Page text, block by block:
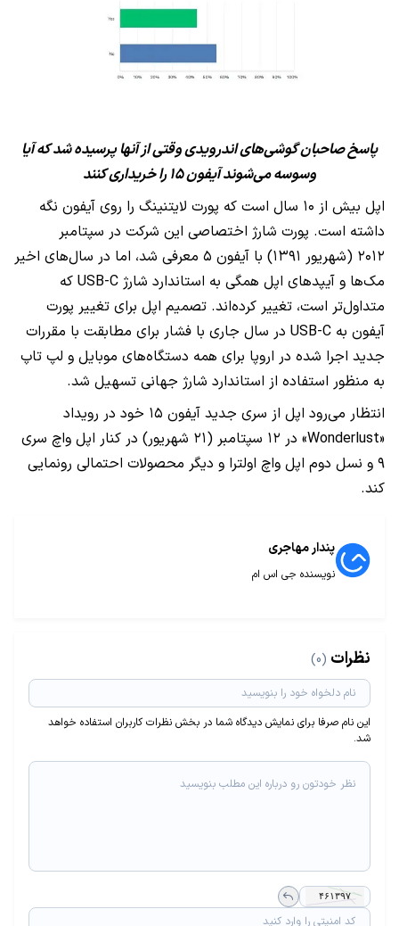
پاسخ صاحبان گوشی‌های اندرویدی وقتی از آنها پرسیده شد که آیا
وسوسه می‌شوند آیفون ۱۵ را خریداری کنند
اپل بیش از ۱۰ سال است که پورت لایتنینگ را روی آیفون نگه
داشته است. پورت شارژ اختصاصی این شرکت در سپتامبر
۲۰۱۲ (شهریور ۱۳۹۱) با آیفون ۵ معرفی شد، اما در سال‌های اخیر
مک‌ها و آیپدهای اپل همگی به استاندارد شارژ USB-C که
متداول‌تر است، تغییر کرده‌اند. تصمیم اپل برای تغییر پورت
آیفون به USB-C در سال جاری با فشار برای مطابقت با مقررات
جدید اجرا شده در اروپا برای همه دستگاه‌های موبایل و لپ تاپ
به منظور استفاده از استاندارد شارژ جهانی تسهیل شد.
انتظار می‌رود اپل از سری جدید آیفون ۱۵ خود در رویداد
«Wonderlust» در ۱۲ سپتامبر (۲۱ شهریور) در کنار اپل واچ سری
۹ و نسل دوم اپل واچ اولترا و دیگر محصولات احتمالی رونمایی
کند.
پندار مهاجری
نویسنده جی اس ام
نظرات (0)
این نام صرفا برای نمایش دیدگاه شما در بخش نظرات کاربران استفاده خواهد
شد.